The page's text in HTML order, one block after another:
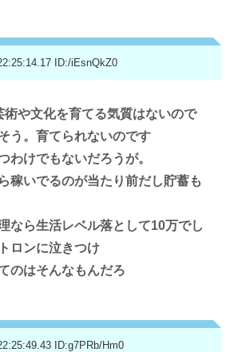
ID:/iEsnQkZ0
術や文化を育てる気質はないので
う。育てられないのです
わけでもないだろうが。
稼いでるのが当たり前だし貯蓄も
なら生活レベル落として10万でし
ロンに泣きつけ
のはそんなもんだろ
ID:g7PRb/Hm0